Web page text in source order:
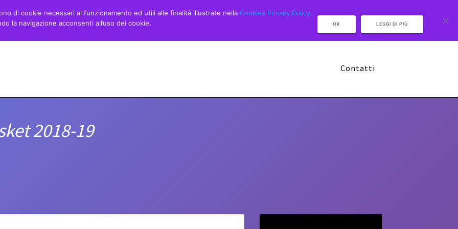
Home Minibasket
Contatti
2018-19
di cookie necessari al funzionamento ed utili alle finalità illustrate nella Cookies Privacy Policy.
la navigazione acconsenti all’uso dei cookie.
OK LEGGI DI PIÙ